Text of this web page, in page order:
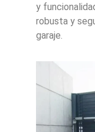
y
robusta y
garaje.